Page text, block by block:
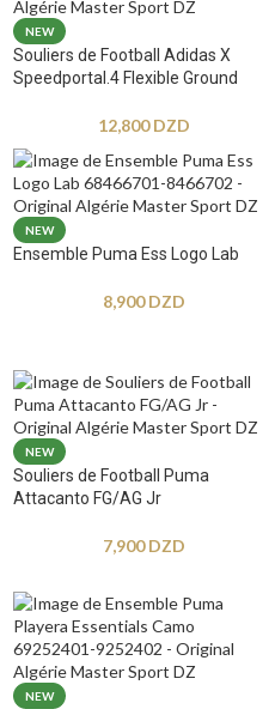
NEW
Souliers de Football Adidas X
Speedportal.4 Flexible Ground
12,800DZD
NEW
Ensemble Puma Ess Logo Lab
8,900DZD
NEW
Souliers de Football Puma
Attacanto FG/AG Jr
7,900DZD
NEW